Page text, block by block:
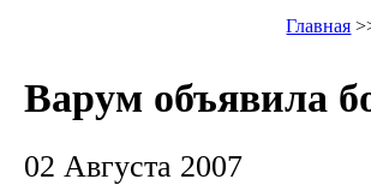
Главная
Варум объявила
02 Августа 2007